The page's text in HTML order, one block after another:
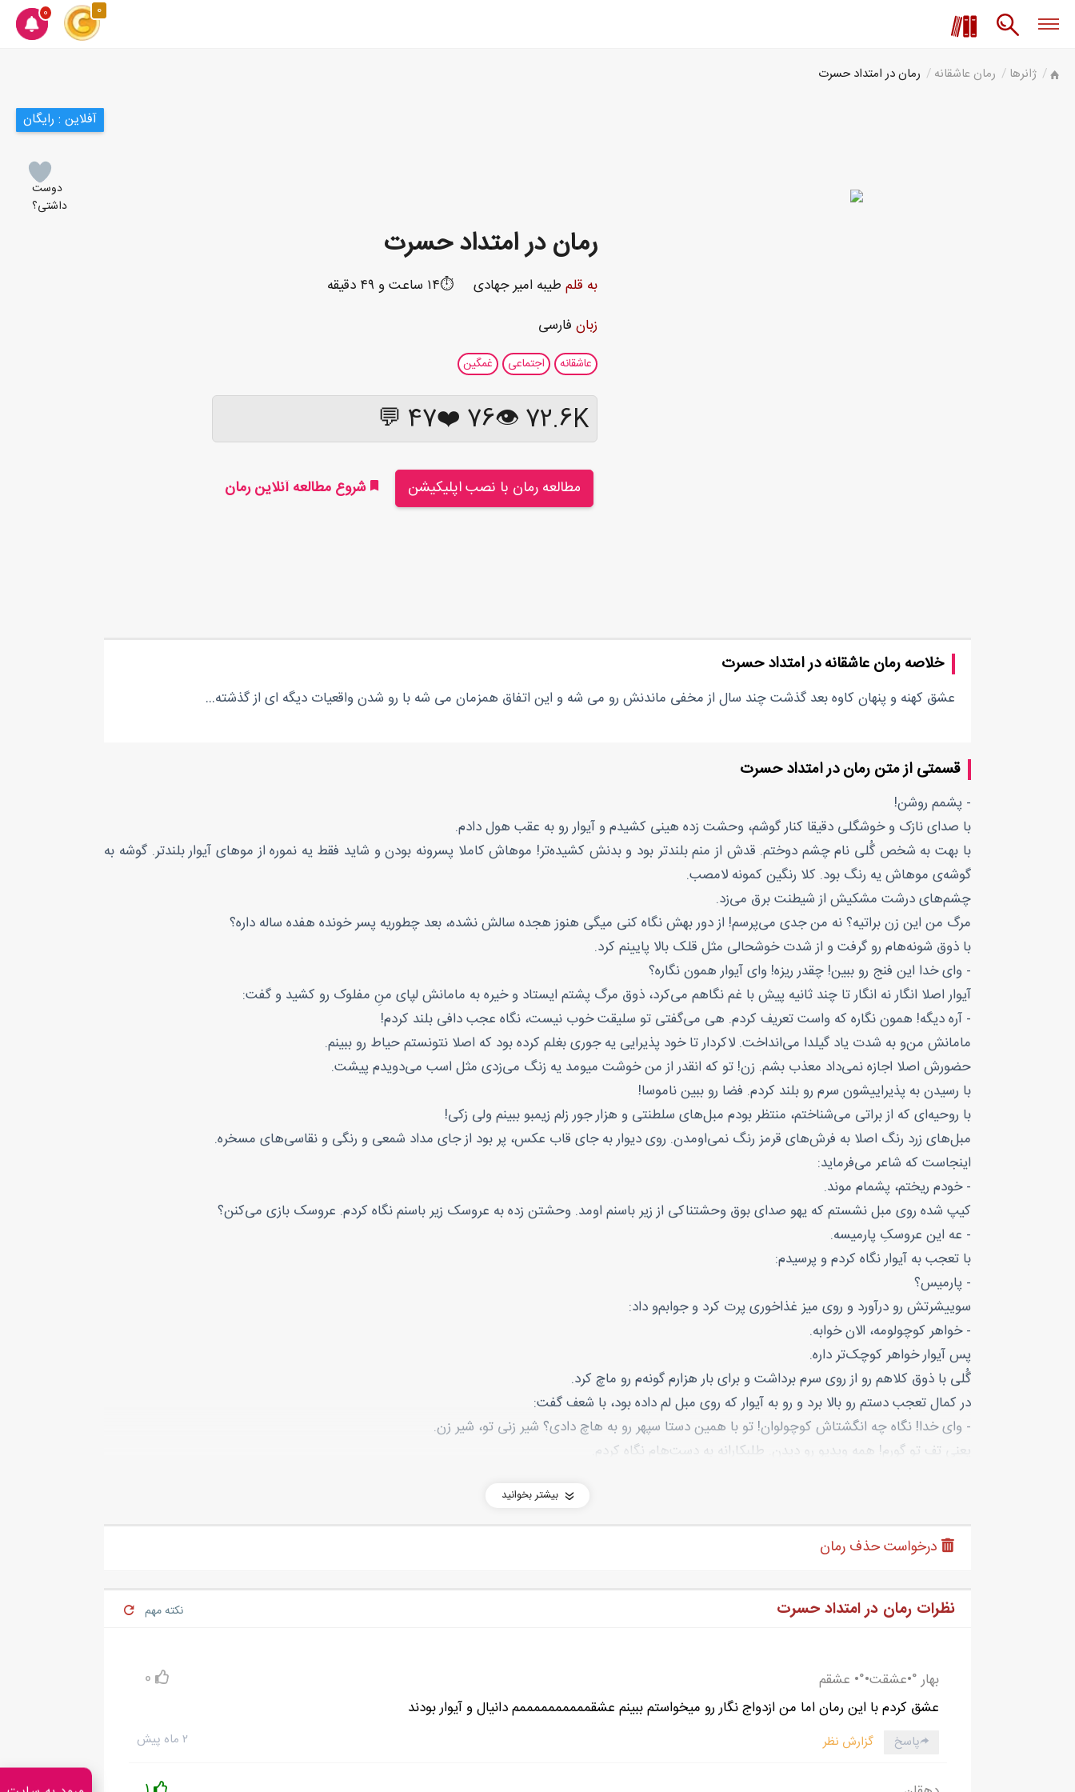
0 0
ژانرها رمان عاشقانه رمان در امتداد حسرت
آفلاین : رایگان
دوست
داشتی؟
رمان در امتداد حسرت
به قلم طیبه امیر جهادی
⏱️۱۴ ساعت و ۴۹ دقیقه
زبان فارسی
عاشقانه اجتماعی غمگین
72.6K 👁
76
❤️
47 💬
مطالعه رمان با نصب اپلیکیشن شروع مطالعه آنلاین رمان
خلاصه رمان عاشقانه در امتداد حسرت
عشق کهنه و پنهان کاوه بعد گذشت چند سال از مخفی ماندنش رو می شه و این اتفاق همزمان می شه با رو شدن واقعیات دیگه ای از گذشته…
قسمتی از متن رمان در امتداد حسرت
- پشمم روشن!
با صدای نازک و خوشگلی دقیقا کنار گوشم، وحشت زده هینی کشیدم و آیوار رو به عقب هول دادم.
با بهت به شخص گُلی نام چشم دوختم. قدش از منم بلندتر بود و بدنش کشیده‌تر! موهاش کاملا پسرونه بودن و شاید فقط یه نموره از موهای آیوار بلندتر. گوشه به
گوشه‌ی موهاش یه رنگ بود. کلا رنگین کمونه لامصب.
چشم‌های درشت مشکیش از شیطنت برق می‌زد.
مرگ من این زن براتیه؟ نه من جدی می‌پرسم! از دور بهش نگاه کنی میگی هنوز هجده سالش نشده، بعد چطوریه پسر خونده‌ هفده ساله داره؟
با ذوق شونه‌هام رو گرفت و از شدت خوشحالی مثل قلک بالا پایینم کرد.
- وای خدا این فنج رو ببین! چقدر ریزه! وای آیوار همون نگاره؟
آیوار اصلا انگار نه انگار تا چند ثانیه پیش با غم نگاهم می‌کرد، ذوق مرگ پشتم ایستاد و خیره به مامانش لپای منِ مفلوک رو کشید و گفت:
- آره دیگه! همون نگاره که واست تعریف کردم. هی می‌گفتی تو سلیقت خوب نیست، نگاه عجب دافی بلند کردم!
مامانش من‌و به شدت یاد گیلدا می‌انداخت. لاکردار تا خود پذیرایی یه جوری بغلم کرده بود که اصلا نتونستم حیاط رو ببینم.
حضورش اصلا اجازه نمی‌داد معذب بشم. زن! تو که انقدر از من خوشت میومد یه زنگ می‌زدی مثل اسب می‌دویدم پیشت.
با رسیدن به پذیراییشون سرم رو بلند کردم. فضا رو ببین ناموسا!
با روحیه‌ای که از براتی می‌شناختم، منتظر بودم مبل‌های سلطنتی و هزار جور زلم زیمبو ببینم ولی زکی!
مبل‌های زرد رنگ اصلا به فرش‌های قرمز رنگ نمی‌اومدن. روی دیوار به جای قاب عکس، پر بود از جای مداد شمعی و رنگی و نقاسی‌های مسخره.
اینجاست که شاعر می‌فرماید:
- خودم ریختم، پشمام موند.
کیپ شده روی مبل نشستم که یهو صدای بوق وحشتناکی از زیر باسنم اومد. وحشتن زده به عروسک زیر باسنم نگاه کردم. عروسک بازی می‌کنن؟
- عه این عروسکِ پارمیسه.
با تعجب به آیوار نگاه کردم و پرسیدم:
- پارمیس؟
سوییشرتش رو درآورد و روی میز غذاخوری پرت کرد و جوابم‌و داد:
- خواهر کوچولومه، الان خوابه.
پس آیوار خواهر کوچک‌تر داره.
گُلی با ذوق کلاهم رو از روی سرم برداشت و برای بار هزارم گونه‌م رو ماچ کرد.
در کمال تعجب دستم رو بالا برد و رو به آیوار که روی مبل لم داده بود، با شعف گفت:
- وای خدا! نگاه چه انگشتاش کوچولوان! تو با همین دستا سپهر رو به هاچ دادی؟ شیر زنی تو، شیر زن.
یعنی تف تو گورم! همه ویدیو رو دیدن. طلبکارانه به دست‌هام نگاه کردم.
- تو چرا انقدر رنگت پریده؟ آیوار هوی... .
- مامان چرا میزنی؟
- سوییشرتم‌و چرا بهش بدم؟
- بچه سردش شده.
- من سردم نمیشه؟ من آدم نیستم؟
متاسف سرش رو برام تکون داد و گفت:
بیشتر بخوانید
نظرات رمان در امتداد حسرت نکته مهم
بهار °•عشقت•°• عشقم 0
عشق کردم با این رمان اما من ازدواج نگار رو میخواستم ببینم عشقممممممممممم دانیال و آیوار بودند
۲ ماه پیش پاسخ گزارش نظر